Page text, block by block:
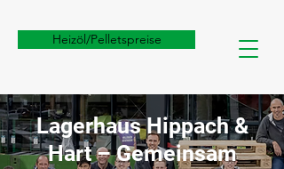
Heizöl/Pelletspreise
Lagerhaus Hippach &
Hart – Gemeinsam